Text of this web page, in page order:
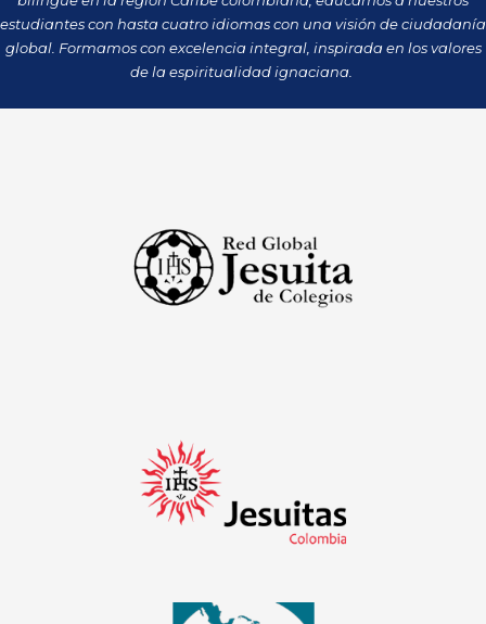
o
o
g
r
a
m
k
t
t
e
r
d
i
n
b
e
estudiantes con hasta cuatro idiomas con una visión de ciudadanía
global. Formamos con excelencia integral, inspirada en los valores
de la espiritualidad ignaciana.